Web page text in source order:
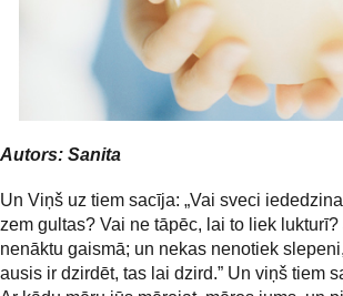
Autors: Sanita
Un Viņš uz tiem sacīja: „Vai sveci
zem gultas? Vai ne tāpēc, lai to liek
nenāktu gaismā; un nekas nenotiek
ausis ir dzirdēt, tas lai dzird.” Un viņš tiem